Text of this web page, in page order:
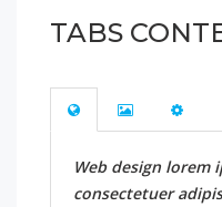
TABS
Web design lorem
consectetuer